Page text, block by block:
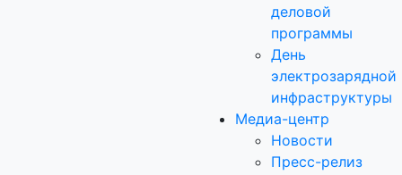
деловой
программы
День
электрозарядной
инфраструктуры
Медиа-центр
Новости
Пресс-релиз